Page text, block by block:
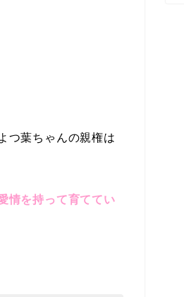
つ葉ちゃんの親権は
情を持って育ててい